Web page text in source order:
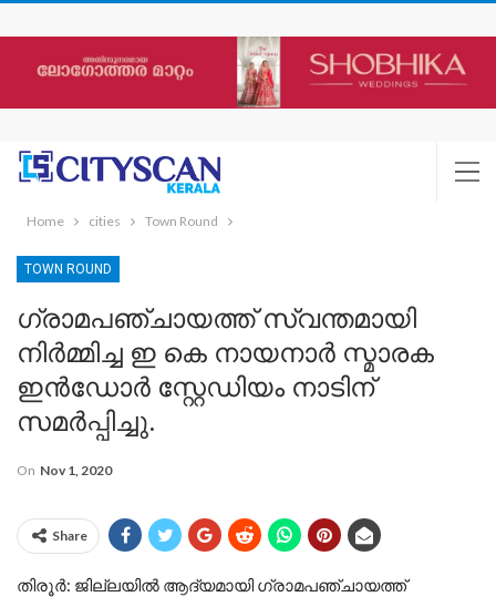
Home cities Town Round
TOWN ROUND
ഗ്രാമപഞ്ചായത്ത് സ്വന്തമായി
നിർമ്മിച്ച ഇ കെ നായനാർ സ്മാരക
ഇൻഡോർ സ്റ്റേഡിയം നാടിന്
സമർപ്പിച്ചു.
On Nov 1, 2020
Share
തിരൂർ: ജില്ലയിൽ ആദ്യമായി ഗ്രാമപഞ്ചായത്ത്